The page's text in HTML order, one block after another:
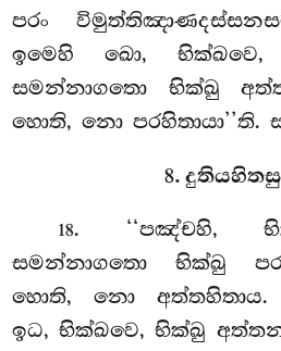
පරං
ඉමෙහිඛො,
සමන්නාගතො භික්ඛු
හොති, නො පරහිතායා’’ති.
8.
18. ‘‘පඤ්චහි,
සමන්නාගතො භික්ඛු
හොති, නො අත්තහිතාය.
ඉධ, භික්ඛවෙ, භික්ඛු